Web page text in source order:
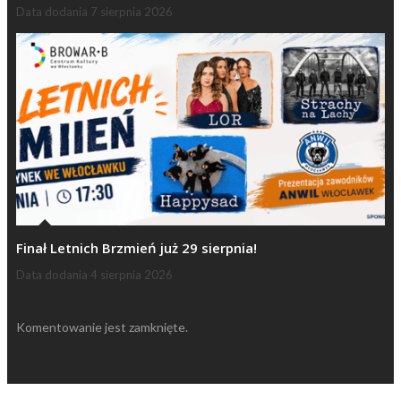
Data dodania 7 sierpnia 2026
Finał Letnich Brzmień już 29 sierpnia!
Data dodania 4 sierpnia 2026
Komentowanie jest zamknięte.